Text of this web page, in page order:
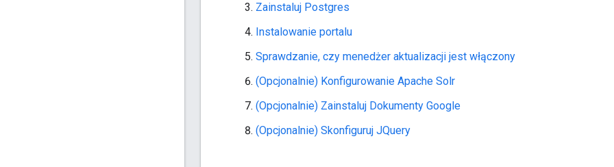
Zainstaluj Postgres
Instalowanie portalu
Sprawdzanie, czy menedżer aktualizacji jest włączony
(Opcjonalnie) Konfigurowanie Apache Solr
(Opcjonalnie) Zainstaluj Dokumenty Google
(Opcjonalnie) Skonfiguruj JQuery